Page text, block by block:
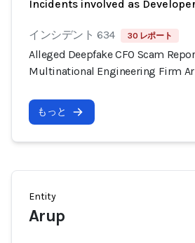
Incidents involved as
インシデント 634 30 レポート
Alleged Deepfake CFO Scam
Multinational Engineering Firm
もっと
Entity
Arup